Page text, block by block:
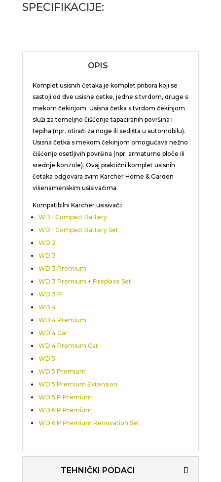
SPECIFIKACIJE:
OPIS
Komplet usisnih četaka je komplet pribora koji se
sastoji od dve usisne četke, jedne s tvrdom, druge s
mekom čekinjom. Usisna četka s tvrdom čekinjom
služi za temeljno čišćenje tapaciranih površina i
tepiha (npr. otirači za noge ili sedišta u automobilu).
Usisna četka s mekom čekinjom omogućava nežno
čišćenje osetljivih površina (npr. armaturne ploče ili
srednje konzole). Ovaj praktični komplet usisnih
četaka odgovara svim Karcher Home & Garden
višenamenskim usisivačima.
Kompatibilni Karcher usisivači:
WD 1 Compact Battery
WD 1 Compact Battery Set
WD 2
WD 3
WD 3 Premium
WD 3 Premium + Fireplace Set
WD 3 P
WD 4
WD 4 Premium
WD 4 Car
WD 4 Premium Car
WD 5
WD 5 Premium
WD 5 Premium Extension
WD 5 P Premium
WD 6 P Premium
WD 6 P Premium Renovation Set
TEHNIČKI PODACI